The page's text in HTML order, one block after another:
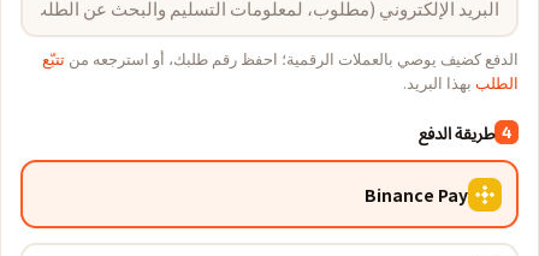
الدفع كضيف يوصي بالعملات الرقمية؛ احفظ رقم طلبك، أو استرجعه من تتبّع
الطلب بهذا البريد.
4 طريقة الدفع
Binance Pay